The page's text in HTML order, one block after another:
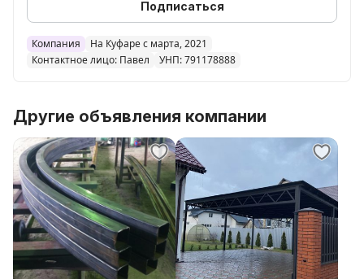
Оказываем услуги по пескоструйный обработки.
Подписаться
Компания
На Куфаре с марта, 2021
Контактное лицо: Павел
УНП: 791178888
Другие объявления компании